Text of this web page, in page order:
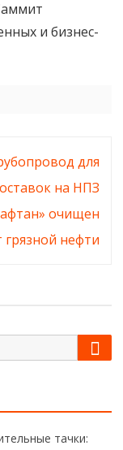
и бизнес-
для
на НПЗ
очищен
грязной нефти
тачки: